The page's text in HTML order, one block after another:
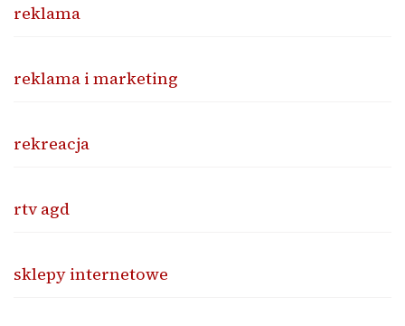
reklama
reklama i marketing
rekreacja
rtv agd
sklepy internetowe